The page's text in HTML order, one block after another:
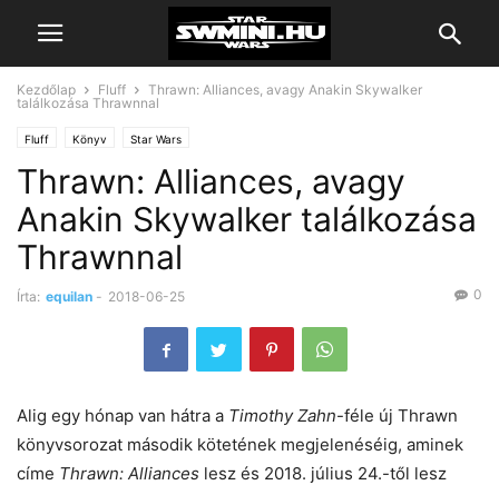
Kezdőlap Fluff
Thrawn: Alliances, avagy Anakin Skywalker
találkozása Thrawnnal
Fluff Könyv Star Wars
Thrawn: Alliances, avagy
Anakin Skywalker találkozása
Thrawnnal
Írta: equilan - 2018-06-25 0
Alig egy hónap van hátra a Timothy Zahn-féle új Thrawn
könyvsorozat második kötetének megjelenéséig, aminek
címe Thrawn: Alliances lesz és 2018. július 24.-től lesz